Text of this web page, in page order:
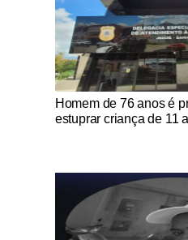
Notícias Católicas
Homem de 76 anos é
estuprar criança de 11